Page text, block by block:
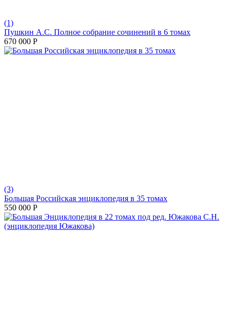
(1)
Пушкин А.С. Полное собрание сочинений в 6 томах
670 000 Р
(3)
Большая Российская энциклопедия в 35 томах
550 000 Р